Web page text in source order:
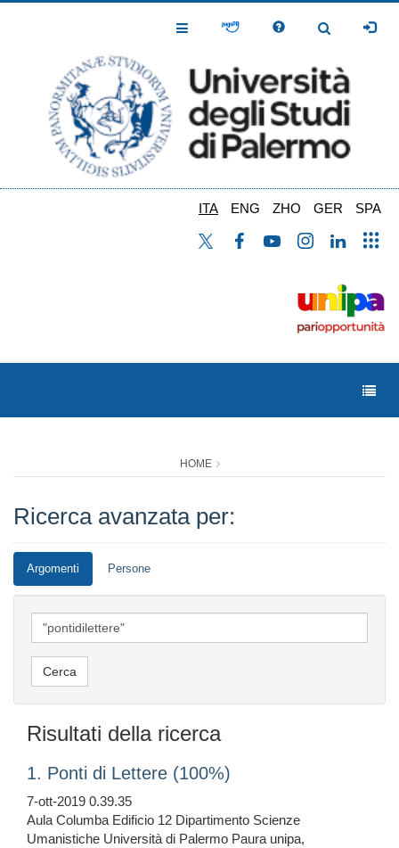
Toggle
Toggle
ITA ENG ZHO GER SPA
HOME
Ricerca avanzata per:
Argomenti Persone
Risultati della ricerca
1. Ponti di Lettere (100%)
7-ott-2019 0.39.35
Aula Columba Edificio 12 Dipartimento Scienze
Umanistiche Università di Palermo Paura unipa,